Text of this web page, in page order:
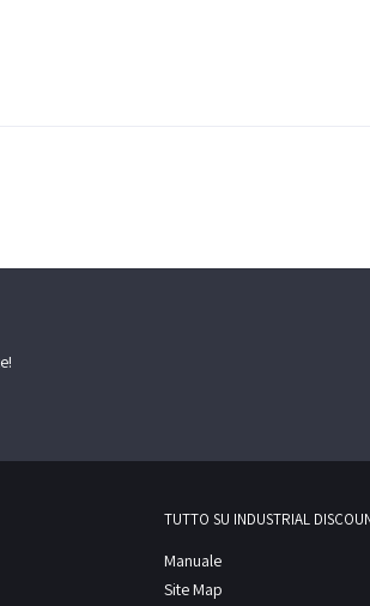
TUTTO SU INDUSTRIAL
Manuale
Site Map